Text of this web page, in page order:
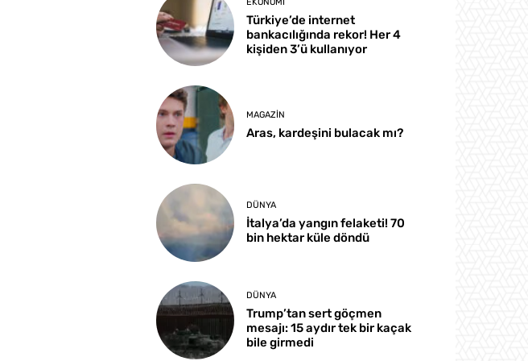
EKONOMI
Türkiye’de internet
bankacılığında rekor! Her 4
kişiden 3’ü kullanıyor
MAGAZIN
Aras, kardeşini bulacak mı?
DÜNYA
İtalya’da yangın felaketi! 70
bin hektar küle döndü
DÜNYA
Trump’tan sert göçmen
mesajı: 15 aydır tek bir kaçak
bile girmedi